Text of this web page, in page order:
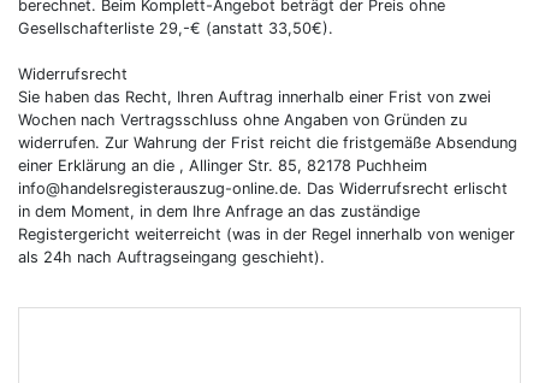
berechnet. Beim Komplett-Angebot beträgt der Preis ohne
Gesellschafterliste 29,-€ (anstatt 33,50€).
Widerrufsrecht
Sie haben das Recht, Ihren Auftrag innerhalb einer Frist von zwei
Wochen nach Vertragsschluss ohne Angaben von Gründen zu
widerrufen. Zur Wahrung der Frist reicht die fristgemäße Absendung
einer Erklärung an die , Allinger Str. 85, 82178 Puchheim
info@handelsregisterauszug-online.de. Das Widerrufsrecht erlischt
in dem Moment, in dem Ihre Anfrage an das zuständige
Registergericht weiterreicht (was in der Regel innerhalb von weniger
als 24h nach Auftragseingang geschieht).